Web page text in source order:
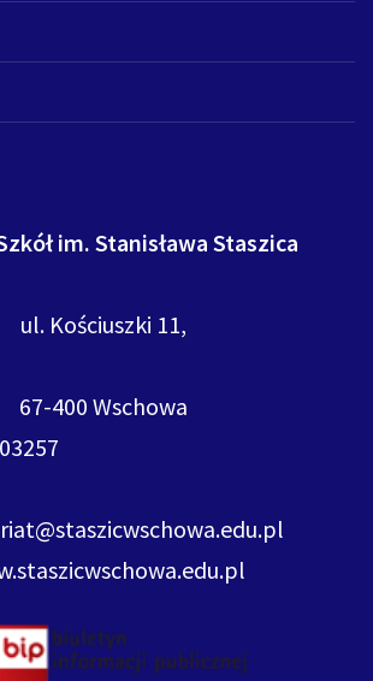
im. Stanisława Staszica
ul. Kościuszki 11,
67-400 Wschowa